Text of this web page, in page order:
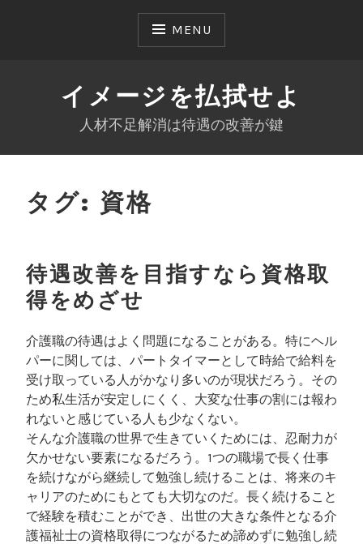
MENU
イメージを払拭せよ
人材不足解消は待遇の改善が鍵
タグ: 資格
待遇改善を目指すなら資格取
得をめざせ
介護職の待遇はよく問題になることがある。特にヘル
パーに関しては、パートタイマーとして時給で給料を
受け取っている人がかなり多いのが現状だろう。その
ため私生活が安定しにくく、大変な仕事の割には報わ
れないと感じている人も少なくない。
そんな介護職の世界で生きていくためには、忍耐力が
欠かせない要素になるだろう。1つの職場で長く仕事
を続けながら継続して勉強し続けることは、将来のキ
ャリアのためにもとても大切なのだ。長く続けること
で経験を積むことができ、出世の大きな条件となる介
護福祉士の資格取得につながるため諦めずに勉強し続